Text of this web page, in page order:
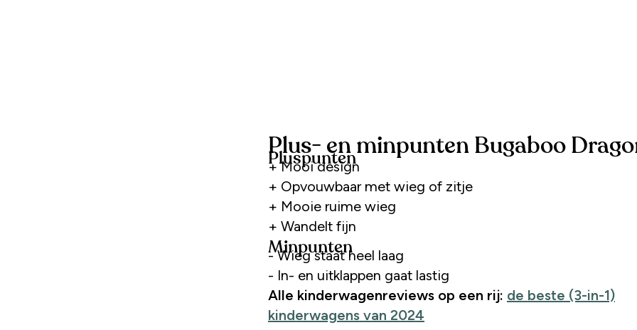
Plus- en minpunten Bugaboo
Pluspunten
+ Mooi design
+ Opvouwbaar met wieg of zitje
+ Mooie ruime wieg
+ Wandelt fijn
Minpunten
- Wieg staat heel laag
- In- en uitklappen gaat lastig
Alle kinderwagenreviews op een rij: de beste (3-in-1)
kinderwagens van 2024